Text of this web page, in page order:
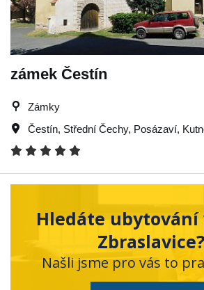
zámek Čestín
Zámky
Čestín, Střední Čechy, Posázaví,
Hledáte ubytování
Zbraslavice?
Našli jsme pro vás to